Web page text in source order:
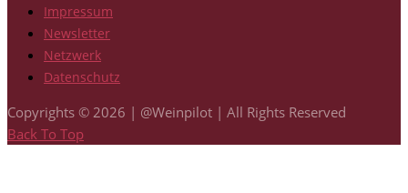
Impressum
Newsletter
Netzwerk
Datenschutz
Copyrights © 2026 | @Weinpilot | All Rights Reserved
Back To Top